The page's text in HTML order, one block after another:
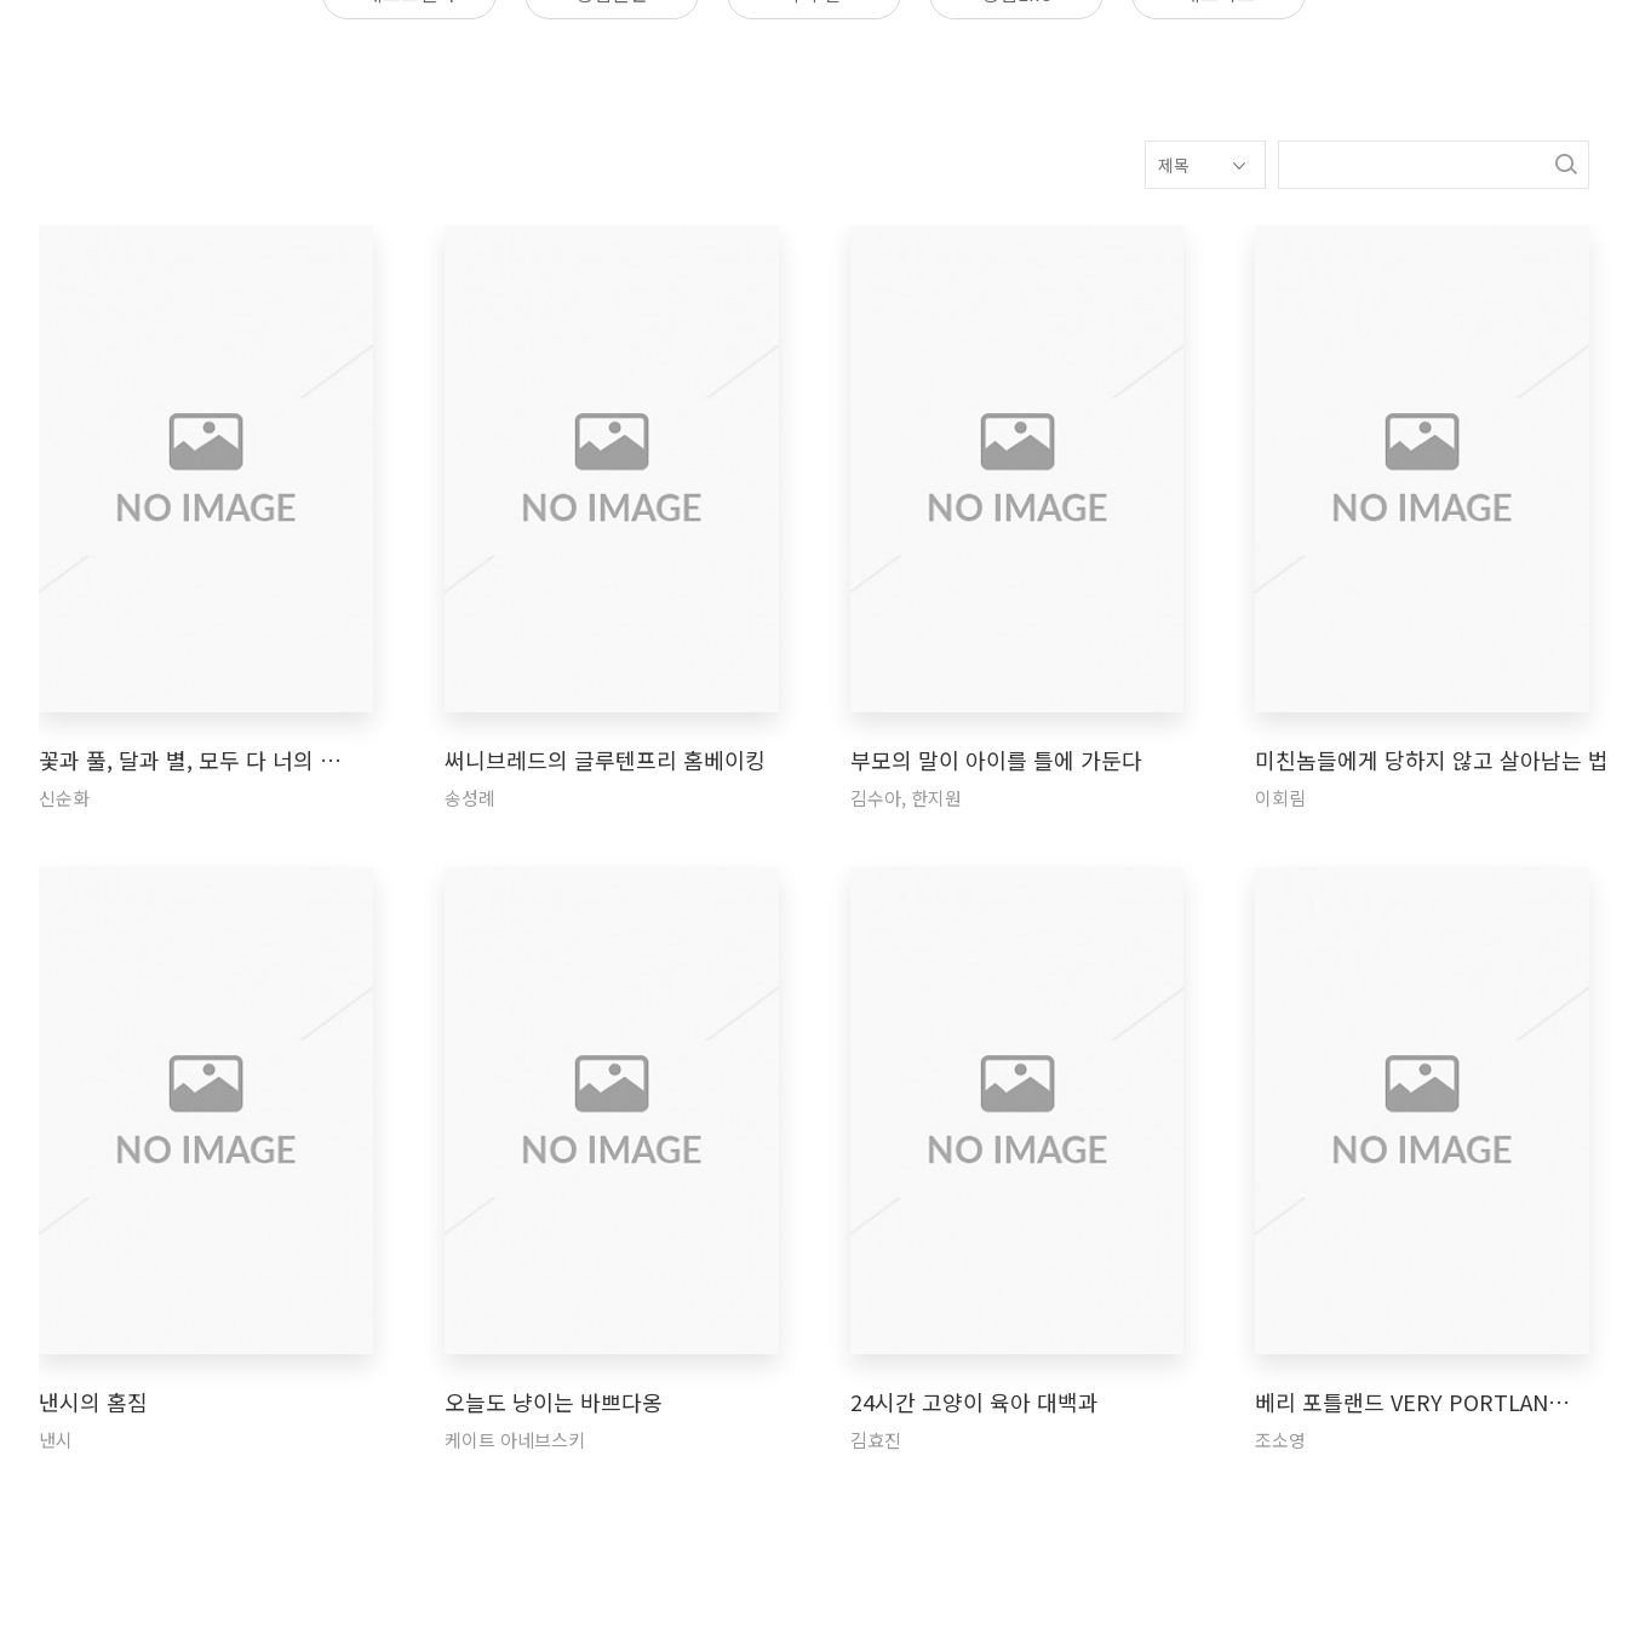
꽃과 풀, 달과 별, 모두 다 너의 …
신순화
써니브레드의 글루텐프리 홈베이킹
송성례
부모의 말이 아이를 틀에 가둔다
김수아, 한지원
미친놈들에게 당하지 않고 살아남는 법
이회림
낸시의 홈짐
낸시
오늘도 냥이는 바쁘다옹
케이트 아네브스키
24시간 고양이 육아 대백과
김효진
베리 포틀랜드 VERY PORTLAN…
조소영